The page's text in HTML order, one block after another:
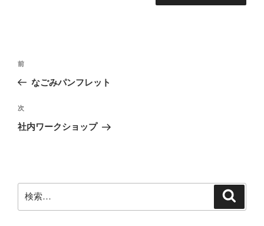
投
ビ
ゲ
ン
前
の
稿
前
なごみパンフレット
次
の
次
社内ワークショップ
索: